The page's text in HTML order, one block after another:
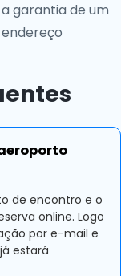
garantia de um
de encontro e o
online. Logo
por e-mail e
já estará